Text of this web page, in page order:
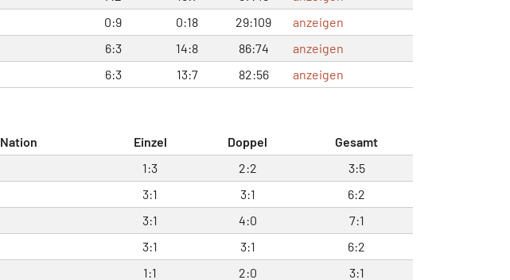
0:9 0:18 29:109
anzeigen
6:3 14:8 86:74
anzeigen
6:3 13:7 82:56 anzeigen
Nation Einzel Doppel
Gesamt
1:3 2:2
3:5
3:1 3:1
6:2
3:1 4:0
7:1
3:1 3:1
6:2
1:1 2:0
3:1